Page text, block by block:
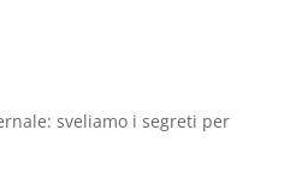
sveliamo i segreti per